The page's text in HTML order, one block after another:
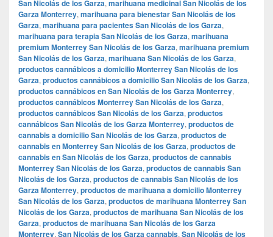
San Nicolás de los Garza, marihuana medicinal San Nicolás de los
Garza Monterrey, marihuana para bienestar San Nicolás de los
Garza, marihuana para pacientes San Nicolás de los Garza,
marihuana para terapia San Nicolás de los Garza, marihuana
premium Monterrey San Nicolás de los Garza, marihuana premium
San Nicolás de los Garza, marihuana San Nicolás de los Garza,
productos cannábicos a domicilio Monterrey San Nicolás de los
Garza, productos cannábicos a domicilio San Nicolás de los Garza,
productos cannábicos en San Nicolás de los Garza Monterrey,
productos cannábicos Monterrey San Nicolás de los Garza,
productos cannábicos San Nicolás de los Garza, productos
cannábicos San Nicolás de los Garza Monterrey, productos de
cannabis a domicilio San Nicolás de los Garza, productos de
cannabis en Monterrey San Nicolás de los Garza, productos de
cannabis en San Nicolás de los Garza, productos de cannabis
Monterrey San Nicolás de los Garza, productos de cannabis San
Nicolás de los Garza, productos de cannabis San Nicolás de los
Garza Monterrey, productos de marihuana a domicilio Monterrey
San Nicolás de los Garza, productos de marihuana Monterrey San
Nicolás de los Garza, productos de marihuana San Nicolás de los
Garza, productos de marihuana San Nicolás de los Garza
Monterrey, San Nicolás de los Garza cannabis, San Nicolás de los